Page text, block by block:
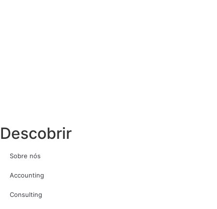
Descobrir
Sobre nós
Accounting
Consulting